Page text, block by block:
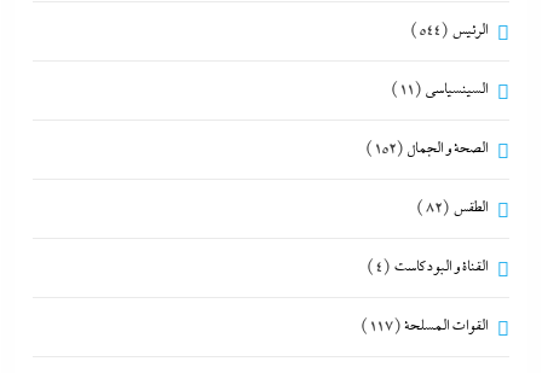
الرئيس (544)
السينسياسي (11)
الصحة و الجمال (152)
الطقس (82)
القناة و البودكاست (4)
القوات المسلحة(117)